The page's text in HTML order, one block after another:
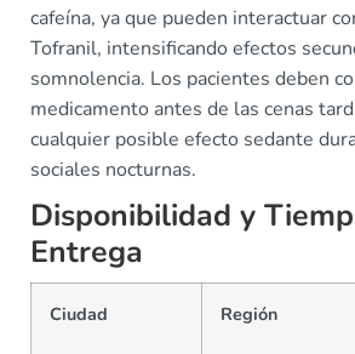
cafeína, ya que pueden interactuar
Tofranil, intensificando efectos
somnolencia. Los pacientes deben
medicamento antes de las cenas
cualquier posible efecto sedante
sociales nocturnas.
Disponibilidad y
Entrega
Ciudad Región